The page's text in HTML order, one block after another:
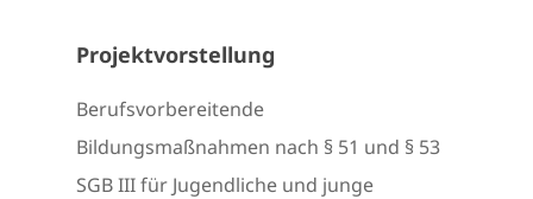
Projektvorstellung
Berufsvorbereitende
Bildungsmaßnahmen nach § 51 und § 53
SGB III für Jugendliche und junge